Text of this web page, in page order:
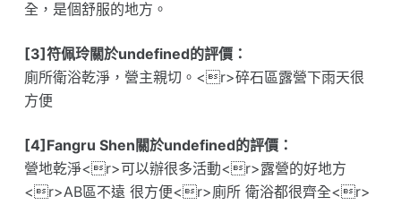
全，是個舒服的地方。
[3]符佩玲關於undefined的評價：
廁所衛浴乾淨，營主親切。<r>碎石區露營下雨天很
方便
[4]Fangru Shen關於undefined的評價：
營地乾淨<r>可以辦很多活動<r>露營的好地方
<r>AB區不遠 很方便<r>廁所 衛浴都很齊全<r>